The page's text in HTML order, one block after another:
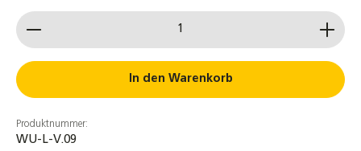
Produkt Anzahl: Gib den gewünschten Wert ein
In den Warenkorb
Produktnummer:
WU-L-V.09